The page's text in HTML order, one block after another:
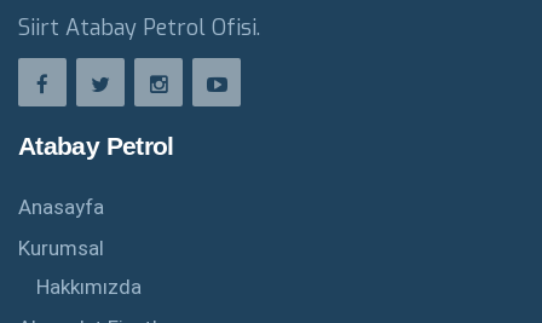
Siirt Atabay Petrol Ofisi.
Atabay Petrol
Anasayfa
Kurumsal
Hakkımızda